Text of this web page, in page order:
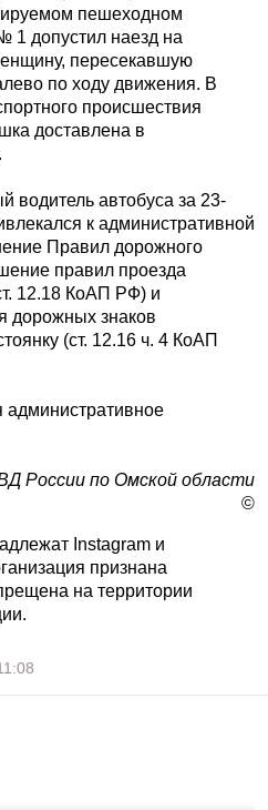
пешеходном
1 допустил наезд на
пересекавшую
по ходу движения. В
происшествия
доставлена в
водитель автобуса за 23-
к административной
Правил дорожного
правил проезда
12.18 КоАП РФ) и
дорожных знаков
(ст. 12.16 ч. 4 КоАП
России по Омской области
©
Instagram и
признана
на территории